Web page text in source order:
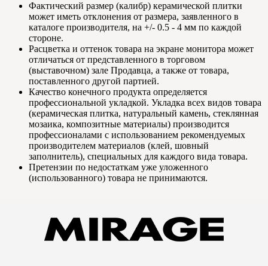
Фактический размер (калибр) керамической плитки
может иметь отклонения от размера, заявленного в
каталоге производителя, на +/- 0.5 - 4 мм по каждой
стороне.
Расцветка и оттенок товара на экране монитора может
отличаться от представленного в торговом
(выставочном) зале Продавца, а также от товара,
поставленного другой партией.
Качество конечного продукта определяется
профессиональной укладкой. Укладка всех видов товара
(керамическая плитка, натуральный камень, стеклянная
мозаика, композитные материалы) производится
профессионалами с использованием рекомендуемых
производителем материалов (клей, шовный
заполнитель), специальных для каждого вида товара.
Претензии по недостаткам уже уложенного
(использованного) товара не принимаются.